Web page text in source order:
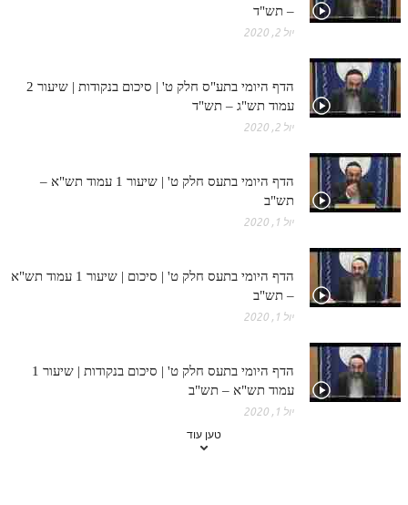
– תש"ד
יול 2, 2020
הדף היומי בתע"ס חלק ט' | סיכום בנקודות | שיעור 2
עמוד תש"ג – תש"ד
יול 2, 2020
הדף היומי בתעס חלק ט' | שיעור 1 עמוד תש"א –
תש"ב
יול 1, 2020
הדף היומי בתעס חלק ט' | סיכום | שיעור 1 עמוד תש"א
– תש"ב
יול 1, 2020
הדף היומי בתעס חלק ט' | סיכום בנקודות | שיעור 1
עמוד תש"א – תש"ב
יול 1, 2020
טען עוד